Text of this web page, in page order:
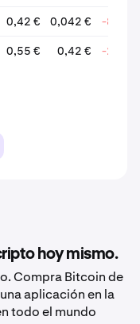
0,42 € 0,042 € -89,95
0,55 € 0,42 € -24,02
hoy mismo.
Compra Bitcoin de
aplicación en la
todo el mundo